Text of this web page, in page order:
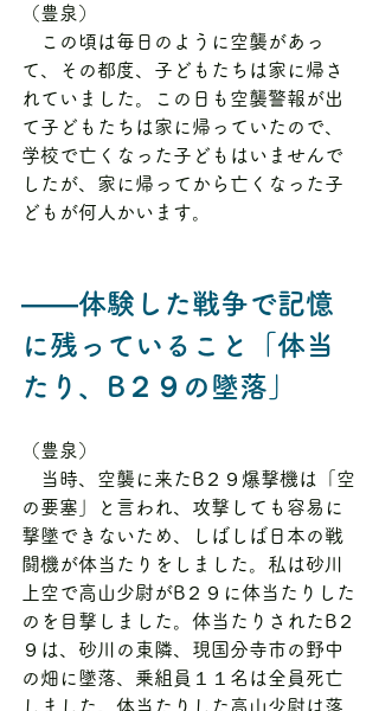
（豊泉）
この頃は毎日のように空襲があっ
て、その都度、子どもたちは家に帰さ
れていました。この日も空襲警報が出
て子どもたちは家に帰っていたので、
学校で亡くなった子どもはいませんで
したが、家に帰ってから亡くなった子
どもが何人かいます。
――体験した戦争で記憶
に残っていること「体当
たり、B２９の墜落」
（豊泉）
当時、空襲に来たB２９爆撃機は「空
の要塞」と言われ、攻撃しても容易に
撃墜できないため、しばしば日本の戦
闘機が体当たりをしました。私は砂川
上空で高山少尉がB２９に体当たりした
のを目撃しました。体当たりされたB２
９は、砂川の東隣、現国分寺市の野中
の畑に墜落、乗組員１１名は全員死亡
しました。体当たりした高山少尉は落